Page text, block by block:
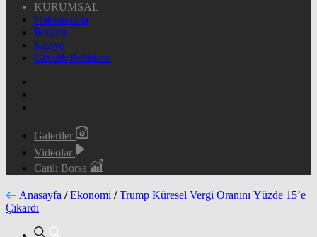
KURUMSAL
Hakkımızda
İletişim
Künye
Gizlilik Politikası
Galeriler
Videolar
Canlı Borsa
Anasayfa / Ekonomi / Trump Küresel Vergi Oranını Yüzde 15’e
Çıkardı